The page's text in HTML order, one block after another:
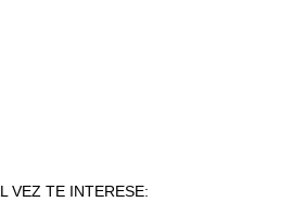
VEZ TE INTERESE: